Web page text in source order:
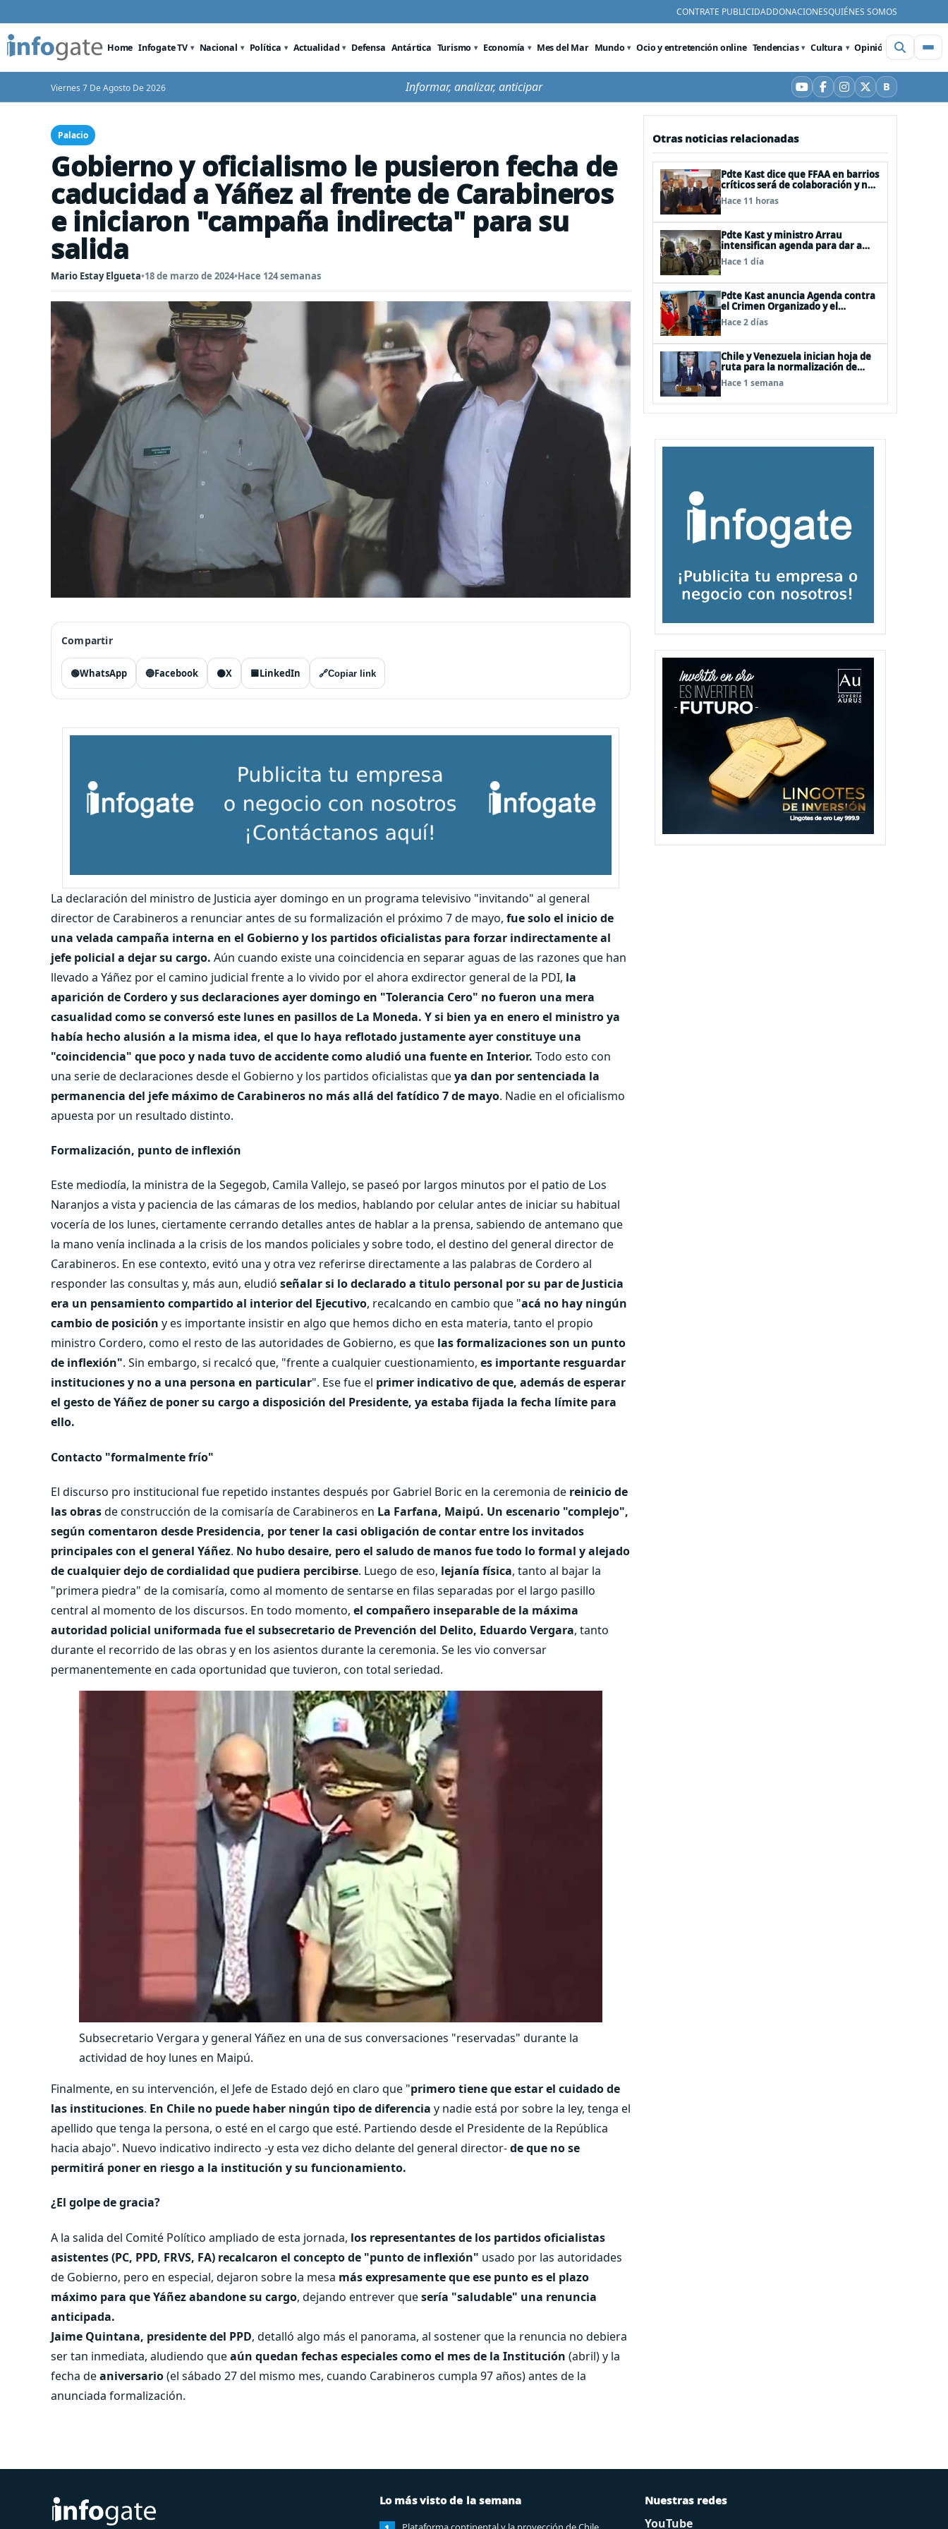
CONTRATE PUBLICIDADDONACIONESQUIÉNES SOMOS
Home Infogate TV Nacional Política Actualidad Defensa Antártica Turismo Economía Mes del Mar Mundo Ocio y entretención online Tendencias Cultura Opinión Videos
Viernes 7 De Agosto De 2026 Informar, analizar, anticipar YouTube
Facebook
Instagram
X BBluesky
Palacio
Gobierno y oficialismo le pusieron fecha de
caducidad a Yáñez al frente de Carabineros
e iniciaron "campaña indirecta" para su
salida
Mario Estay Elgueta•18 de marzo de 2024•Hace 124 semanas
Compartir
🟢WhatsApp 🔵Facebook ⚫X 🟦LinkedIn 🔗Copiar link
La declaración del ministro de Justicia ayer domingo en un programa televisivo "invitando" al general
director de Carabineros a renunciar antes de su formalización el próximo 7 de mayo, fue solo el inicio de
una velada campaña interna en el Gobierno y los partidos oficialistas para forzar indirectamente al
jefe policial a dejar su cargo. Aún cuando existe una coincidencia en separar aguas de las razones que han
llevado a Yáñez por el camino judicial frente a lo vivido por el ahora exdirector general de la PDI, la
aparición de Cordero y sus declaraciones ayer domingo en "Tolerancia Cero" no fueron una mera
casualidad como se conversó este lunes en pasillos de La Moneda. Y si bien ya en enero el ministro ya
había hecho alusión a la misma idea, el que lo haya reflotado justamente ayer constituye una
"coincidencia" que poco y nada tuvo de accidente como aludió una fuente en Interior. Todo esto con
una serie de declaraciones desde el Gobierno y los partidos oficialistas queya dan por sentenciada la
permanencia del jefe máximo de Carabineros no más allá del fatídico 7 de mayo. Nadie en el oficialismo
apuesta por un resultado distinto.
Formalización, punto de inflexión
Este mediodía, la ministra de la Segegob, Camila Vallejo, se paseó por largos minutos por el patio de Los
Naranjos a vista y paciencia de las cámaras de los medios, hablando por celular antes de iniciar su habitual
vocería de los lunes, ciertamente cerrando detalles antes de hablar a la prensa, sabiendo de antemano que
la mano venía inclinada a la crisis de los mandos policiales y sobre todo, el destino del general director de
Carabineros. En ese contexto, evitó una y otra vez referirse directamente a las palabras de Cordero al
responder las consultas y, más aun, eludió señalar si lo declarado a titulo personal por su par de Justicia
era un pensamiento compartido al interior del Ejecutivo, recalcando en cambio que "acá no hay ningún
cambio de posición y es importante insistir en algo que hemos dicho en esta materia, tanto el propio
ministro Cordero, como el resto de las autoridades de Gobierno, es que las formalizaciones son un punto
de inflexión". Sin embargo, si recalcó que, "frente a cualquier cuestionamiento, es importante resguardar
instituciones y no a una persona en particular". Ese fue el primer indicativo de que, además de esperar
el gesto de Yáñez de poner su cargo a disposición del Presidente, ya estaba fijada la fecha límite para
ello.
Contacto "formalmente frío"
El discurso pro institucional fue repetido instantes después por Gabriel Boric en la ceremonia de reinicio de
las obrasde construcción de la comisaría de Carabineros en La Farfana, Maipú. Un escenario "complejo",
según comentaron desde Presidencia, por tener la casi obligación de contar entre los invitados
principales con el general Yáñez. No hubo desaire, pero el saludo de manos fue todo lo formal y alejado
de cualquier dejo de cordialidad que pudiera percibirse. Luego de eso, lejanía física, tanto al bajar la
"primera piedra" de la comisaría, como al momento de sentarse en filas separadas por el largo pasillo
central al momento de los discursos. En todo momento, el compañero inseparable de la máxima
autoridad policial uniformada fue el subsecretario de Prevención del Delito, Eduardo Vergara, tanto
durante el recorrido de las obras y en los asientos durante la ceremonia. Se les vio conversar
permanentemente en cada oportunidad que tuvieron, con total seriedad.
Subsecretario Vergara y general Yáñez en una de sus conversaciones "reservadas" durante la
actividad de hoy lunes en Maipú.
Finalmente, en su intervención, el Jefe de Estado dejó en claro que "primero tiene que estar el cuidado de
las instituciones. En Chile no puede haber ningún tipo de diferencia y nadie está por sobre la ley, tenga el
apellido que tenga la persona, o esté en el cargo que esté. Partiendo desde el Presidente de la República
hacia abajo". Nuevo indicativo indirecto -y esta vez dicho delante del general director-de que no se
permitirá poner en riesgo a la institución y su funcionamiento.
¿El golpe de gracia?
A la salida del Comité Político ampliado de esta jornada, los representantes de los partidos oficialistas
asistentes (PC, PPD, FRVS, FA) recalcaron el concepto de "punto de inflexión" usado por las autoridades
de Gobierno, pero en especial, dejaron sobre la mesa más expresamente que ese punto es el plazo
máximo para que Yáñez abandone su cargo, dejando entrever quesería "saludable" una renuncia
anticipada.
Jaime Quintana, presidente del PPD, detalló algo más el panorama, al sostener que la renuncia no debiera
ser tan inmediata, aludiendo queaún quedan fechas especiales como el mes de la Institución (abril) y la
fecha deaniversario(el sábado 27 del mismo mes, cuando Carabineros cumpla 97 años) antes de la
anunciada formalización.
Otras noticias relacionadas
Pdte Kast dice que FFAA en barrios
críticos será de colaboración y no
sustituye rol de policías en control
del orden público
Hace 11 horas
Pdte Kast y ministro Arrau
intensifican agenda para dar a
conocer su ACOT
Hace 1 día
Pdte Kast anuncia Agenda contra
el Crimen Organizado y el
Terrorismo (ACOT)
Hace 2 días
Chile y Venezuela inician hoja de
ruta para la normalización de
relaciones
Hace 1 semana
Lo más visto de la semana Nuestras redes
YouTube